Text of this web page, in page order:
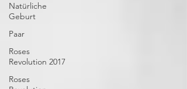
Natürliche
Geburt
Paar
Roses
Revolution 2017
Roses